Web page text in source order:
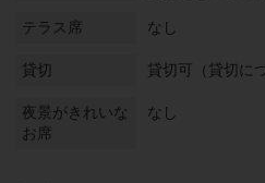
テラス席 なし
貸切 貸切可（貸切に
夜景がきれいな
お席
なし